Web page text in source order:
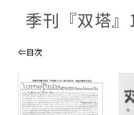
季刊『双塔
⇐目次